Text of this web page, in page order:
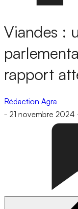
Viandes :
rapport
Rédaction Agra
- 21 novembre 2024